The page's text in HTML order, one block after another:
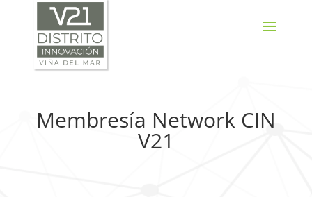
Membresía Network CIN
V21
SELECT LANGUAGE ▼